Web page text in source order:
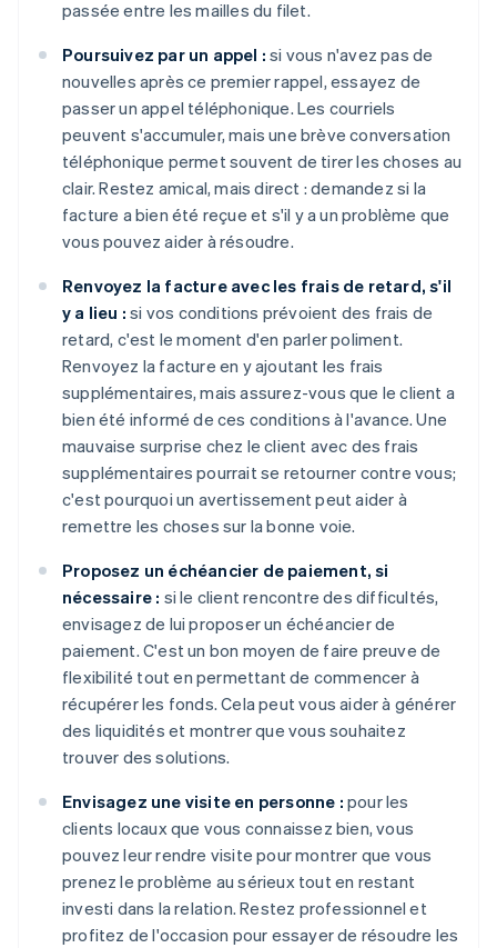
passée entre les mailles du filet.
Poursuivez par un appel : si vous n'avez pas de
nouvelles après ce premier rappel, essayez de
passer un appel téléphonique. Les courriels
peuvent s'accumuler, mais une brève conversation
téléphonique permet souvent de tirer les choses au
clair. Restez amical, mais direct : demandez si la
facture a bien été reçue et s'il y a un problème que
vous pouvez aider à résoudre.
Renvoyez la facture avec les frais de retard, s'il
y a lieu : si vos conditions prévoient des frais de
retard, c'est le moment d'en parler poliment.
Renvoyez la facture en y ajoutant les frais
supplémentaires, mais assurez-vous que le client a
bien été informé de ces conditions à l'avance. Une
mauvaise surprise chez le client avec des frais
supplémentaires pourrait se retourner contre vous;
c'est pourquoi un avertissement peut aider à
remettre les choses sur la bonne voie.
Proposez un échéancier de paiement, si
nécessaire : si le client rencontre des difficultés,
envisagez de lui proposer un échéancier de
paiement. C'est un bon moyen de faire preuve de
flexibilité tout en permettant de commencer à
récupérer les fonds. Cela peut vous aider à générer
des liquidités et montrer que vous souhaitez
trouver des solutions.
Envisagez une visite en personne : pour les
clients locaux que vous connaissez bien, vous
pouvez leur rendre visite pour montrer que vous
prenez le problème au sérieux tout en restant
investi dans la relation. Restez professionnel et
profitez de l'occasion pour essayer de résoudre les